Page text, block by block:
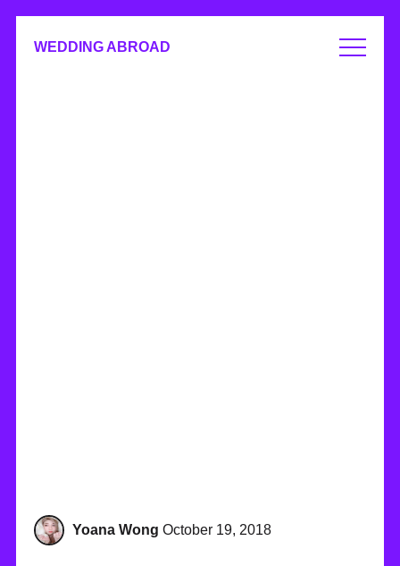
WEDDING ABROAD
Yoana Wong October 19, 2018